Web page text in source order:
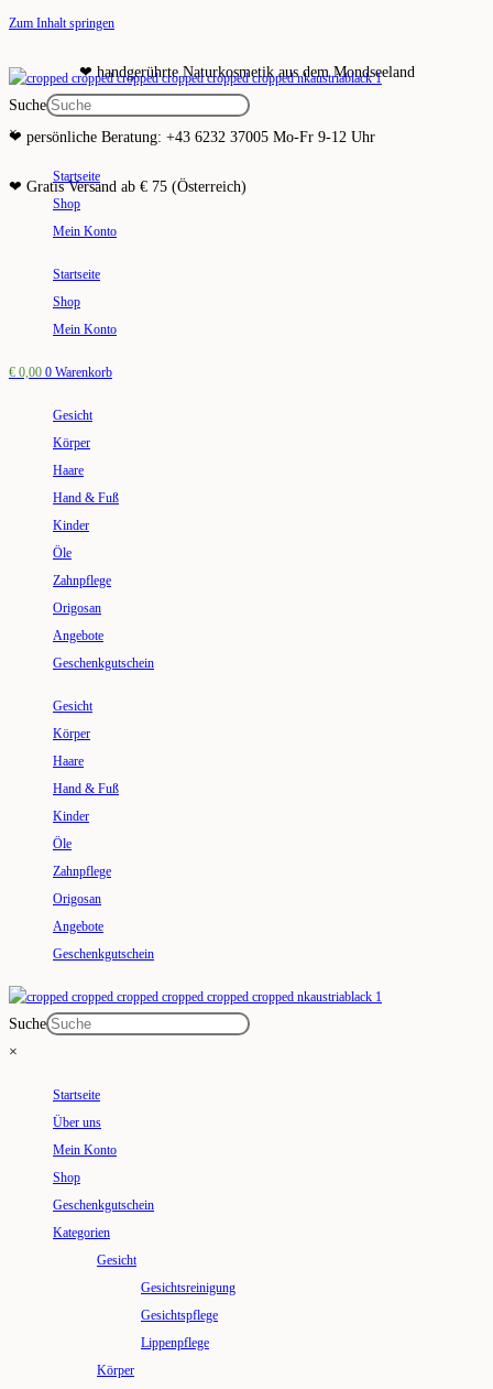
Zum Inhalt springen
❤ handgerührte Naturkosmetik aus dem Mondseeland
❤ persönliche Beratung: +43 6232 37005 Mo-Fr 9-12 Uhr
❤ Gratis Versand ab € 75 (Österreich)
Suche
×
Startseite
Shop
Mein Konto
Startseite
Shop
Mein Konto
€ 0,00 0 Warenkorb
Gesicht
Körper
Haare
Hand & Fuß
Kinder
Öle
Zahnpflege
Origosan
Angebote
Geschenkgutschein
Gesicht
Körper
Haare
Hand & Fuß
Kinder
Öle
Zahnpflege
Origosan
Angebote
Geschenkgutschein
Suche
×
Startseite
Über uns
Mein Konto
Shop
Geschenkgutschein
Kategorien
Gesicht
Gesichtsreinigung
Gesichtspflege
Lippenpflege
Körper